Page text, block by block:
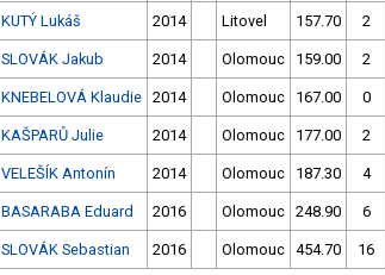
KUTÝ Lukáš 2014 Litovel 157.70 2
SLOVÁK Jakub 2014 Olomouc 159.00 2
KNEBELOVÁ Klaudie 2014 Olomouc 167.00 0
KAŠPARŮ Julie 2014 Olomouc 177.00 2
VELEŠÍK Antonín 2014 Olomouc 187.30 4
BASARABA Eduard 2016 Olomouc 248.90 6
SLOVÁK Sebastian 2016 Olomouc 454.70 16